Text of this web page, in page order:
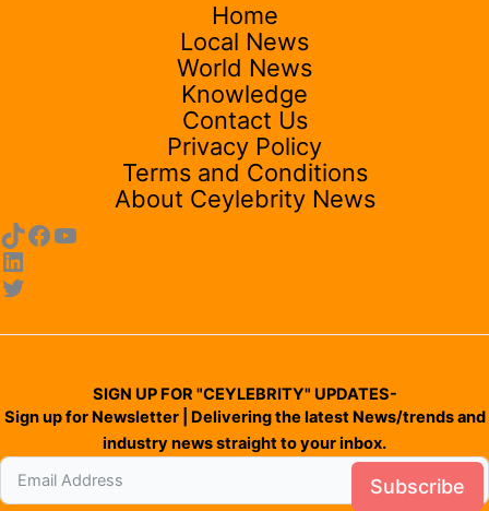
Home
Local News
World News
Knowledge
Contact Us
Privacy Policy
Terms and Conditions
About Ceylebrity News
SIGN UP FOR "CEYLEBRITY" UPDATES-
Sign up for Newsletter | Delivering the latest News/trends and
industry news straight to your inbox.
Subscribe